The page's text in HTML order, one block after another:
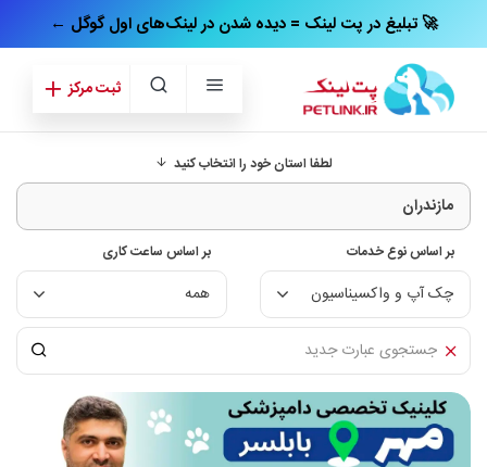
← تبلیغ در پت‌ لینک = دیده شدن در لینک‌های اول گوگل 🚀
ثبت مرکز
لطفا استان خود را انتخاب کنید
بر اساس نوع خدمات بر اساس ساعت کاری